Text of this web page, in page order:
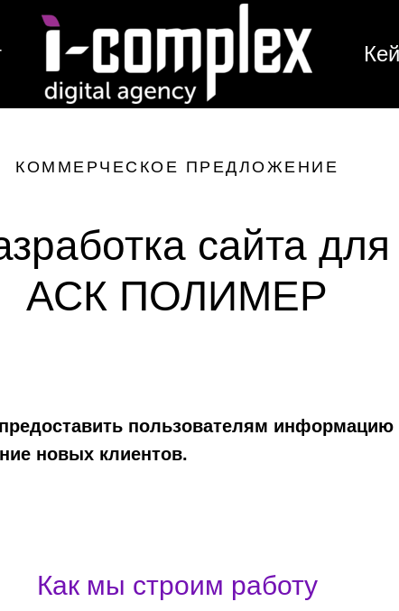
КОММЕРЧЕСКОЕ ПРЕДЛОЖЕНИЕ
сайта для
АСК ПОЛИМЕР
пользователям
новых клиентов.
Как мы строим работу